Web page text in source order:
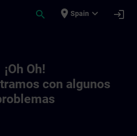
search place Spain expand_more login
¡Oh Oh!
con algunos